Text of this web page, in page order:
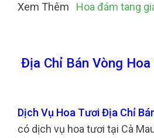
Xem Thêm Hoa đám tang
Địa Chỉ Bán Vòng
Dịch Vụ Hoa Tươi Địa Chỉ
có dịch vụ hoa tươi tại Cà